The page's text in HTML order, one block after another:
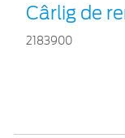
Cârlig de
2183900